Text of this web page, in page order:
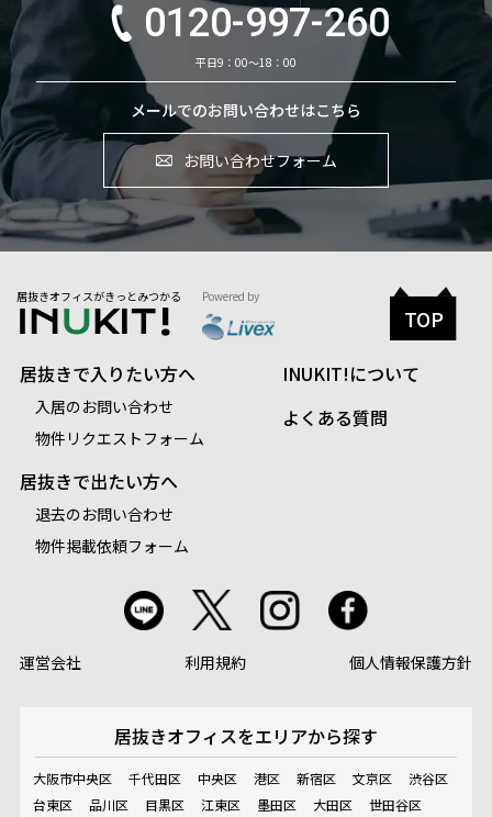
0120-997-260
平日9：00～18：00
メールでのお問い合わせはこちら
お問い合わせフォーム
居抜きオフィスがきっとみつかる Powered by
居抜きで入りたい方へ
入居のお問い合わせ
物件リクエストフォーム
居抜きで出たい方へ
退去のお問い合わせ
物件掲載依頼フォーム
INUKIT!について
よくある質問
運営会社 利用規約 個人情報保護方針
居抜きオフィスをエリアから探す
大阪市中央区 千代田区 中央区 港区 新宿区 文京区
渋谷区
台東区
品川区 目黒区 江東区 墨田区 大田区
世田谷区
TOP